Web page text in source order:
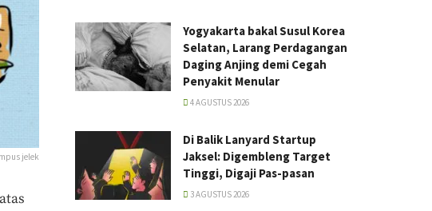
jelek
Yogyakarta bakal Susul Korea
Selatan, Larang Perdagangan
Daging Anjing demi Cegah
Penyakit Menular
4 AGUSTUS 2026
Di Balik Lanyard Startup
Jaksel: Digembleng Target
Tinggi, Digaji Pas-pasan
3 AGUSTUS 2026